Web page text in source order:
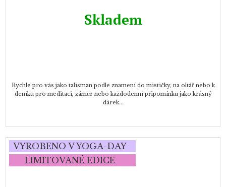
Skladem
Rychle pro vás jako talisman podle znamení do mističky, na oltář nebo k
deníku pro meditaci, záměr nebo každodenní připomínku jako krásný
dárek...
VYROBENO V YOGA-DAY
LIMITOVANÉ EDICE